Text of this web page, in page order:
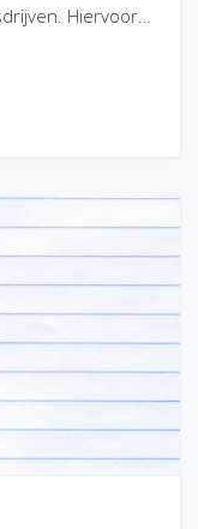
Hiervoor…